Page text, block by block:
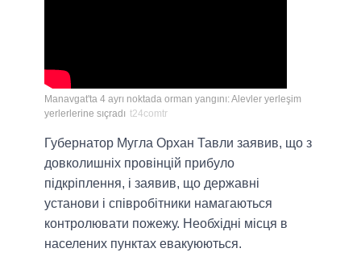
Manavgat'ta 4 ayrı noktada orman yangını: Alevler yerleşim
yerlerlerine sıçradı t24comtr
Губернатор Мугла Орхан Тавли заявив, що з
довколишніх провінцій прибуло
підкріплення, і заявив, що державні
установи і співробітники намагаються
контролювати пожежу. Необхідні місця в
населених пунктах евакуюються.